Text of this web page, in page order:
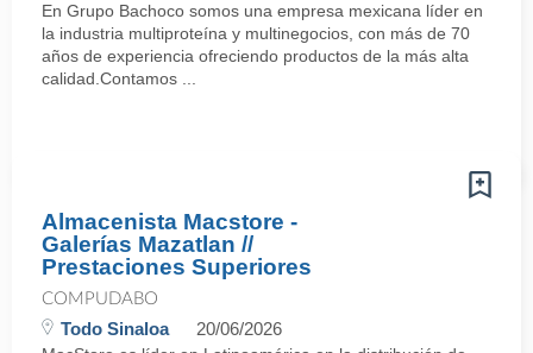
En Grupo Bachoco somos una empresa mexicana líder en
la industria multiproteína y multinegocios, con más de 70
años de experiencia ofreciendo productos de la más alta
calidad.Contamos ...
Almacenista Macstore -
Galerías Mazatlan //
Prestaciones Superiores
COMPUDABO
Todo Sinaloa 20/06/2026